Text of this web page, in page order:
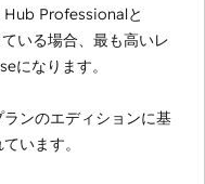
Professionalと
いる場合、最も高いレ
になります。
ンのエディションに基
います。